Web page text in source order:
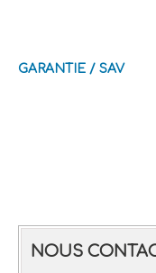
GARANTIE / SAV
NOUS